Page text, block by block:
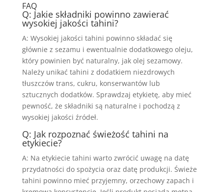
FAQ
Q: Jakie składniki powinno zawierać
wysokiej jakości tahini?
A: Wysokiej jakości tahini powinno składać się
głównie z sezamu i ewentualnie dodatkowego oleju,
który powinien być naturalny, jak olej sezamowy.
Należy unikać tahini z dodatkiem niezdrowych
tłuszczów trans, cukru, konserwantów lub
sztucznych dodatków. Sprawdzaj etykietę, aby mieć
pewność, że składniki są naturalne i pochodzą z
wysokiej jakości źródeł.
Q: Jak rozpoznać świeżość tahini na
etykiecie?
A: Na etykiecie tahini warto zwrócić uwagę na datę
przydatności do spożycia oraz datę produkcji. Świeże
tahini powinno mieć przyjemny, orzechowy zapach i